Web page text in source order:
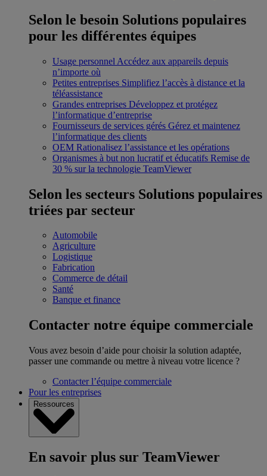
Selon le besoin Solutions populaires
pour les différentes équipes
Usage personnel Accédez aux appareils depuis
n’importe où
Petites entreprises Simplifiez l’accès à distance et la
téléassistance
Grandes entreprises Développez et protégez
l’informatique d’entreprise
Fournisseurs de services gérés Gérez et maintenez
l’informatique des clients
OEM Rationalisez l’assistance et les opérations
Organismes à but non lucratif et éducatifs Remise de
30 % sur la technologie TeamViewer
Selon les secteurs Solutions populaires
triées par secteur
Automobile
Agriculture
Logistique
Fabrication
Commerce de détail
Santé
Banque et finance
Contacter notre équipe commerciale
Vous avez besoin d’aide pour choisir la solution adaptée,
passer une commande ou mettre à niveau votre licence ?
Contacter l’équipe commerciale
Pour les entreprises
Ressources
En savoir plus sur TeamViewer